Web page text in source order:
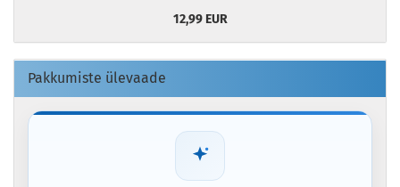
12,99 EUR
Pakkumiste ülevaade